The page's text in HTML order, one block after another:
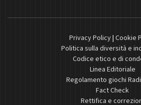
Privacy Policy| Cookie
Politica sulla diversità e
Codice etico e di
Linea Editoriale
Regolamento giochi
Fact Check
Rettifica e